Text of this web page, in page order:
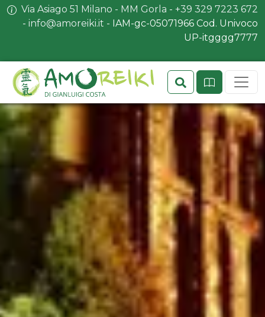
Via Asiago 51 Milano - MM Gorla - +39 329 7223 672
- info@amoreiki.it - ​​IAM-gc-05071966 Cod. Univoco
UP-itgggg7777
Search